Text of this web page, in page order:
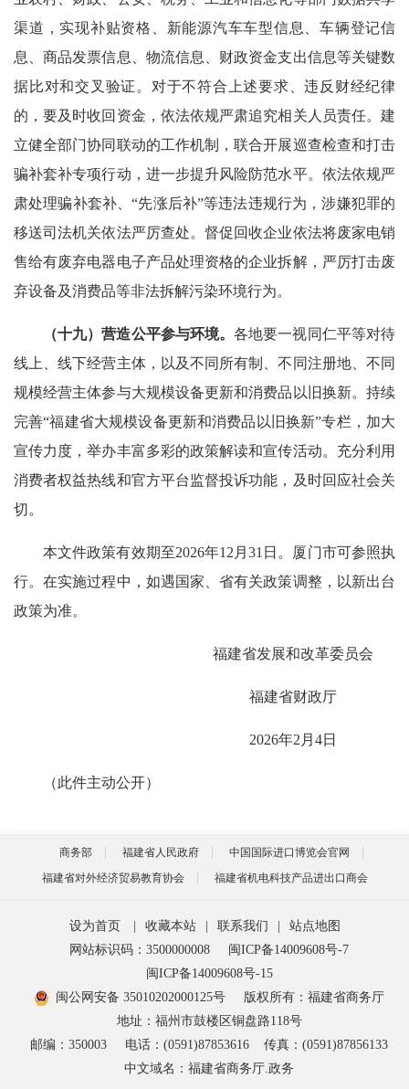
渠道，实现补贴资格、新能源汽车车型信息、车辆登记信
息、商品发票信息、物流信息、财政资金支出信息等关键数
据比对和交叉验证。对于不符合上述要求、违反财经纪律
的，要及时收回资金，依法依规严肃追究相关人员责任。建
立健全部门协同联动的工作机制，联合开展巡查检查和打击
骗补套补专项行动，进一步提升风险防范水平。依法依规严
肃处理骗补套补、“先涨后补”等违法违规行为，涉嫌犯罪的
移送司法机关依法严厉查处。督促回收企业依法将废家电销
售给有废弃电器电子产品处理资格的企业拆解，严厉打击废
弃设备及消费品等非法拆解污染环境行为。
（十九）营造公平参与环境。各地要一视同仁平等对待
线上、线下经营主体，以及不同所有制、不同注册地、不同
规模经营主体参与大规模设备更新和消费品以旧换新。持续
完善“福建省大规模设备更新和消费品以旧换新”专栏，加大
宣传力度，举办丰富多彩的政策解读和宣传活动。充分利用
消费者权益热线和官方平台监督投诉功能，及时回应社会关
切。
本文件政策有效期至2026年12月31日。厦门市可参照执
行。在实施过程中，如遇国家、省有关政策调整，以新出台
政策为准。
福建省发展和改革委员会
福建省财政厅
2026年2月4日
（此件主动公开）
商务部 福建省人民政府
中国国际进口博览会官网
福建省对外经济贸易教育协会
福建省机电科技产品进出口商会
设为首页 收藏本站 联系我们
站点地图
网站标识码：3500000008
闽ICP备14009608号-7
闽ICP备14009608号-15
闽公网安备 35010202000125号
版权所有：福建省商务厅
地址：福州市鼓楼区铜盘路118号
邮编：350003
电话：(0591)87853616
传真：(0591)87856133
中文域名：福建省商务厅.政务